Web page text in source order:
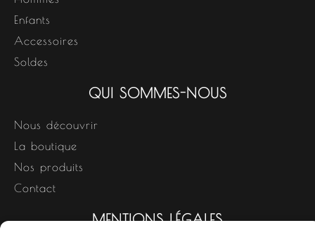
Enfants
Accessoires
Soldes
QUI SOMMES-NOUS
Nous découvrir
La boutique
Nos produits
Contact
MENTIONS LÉGALES